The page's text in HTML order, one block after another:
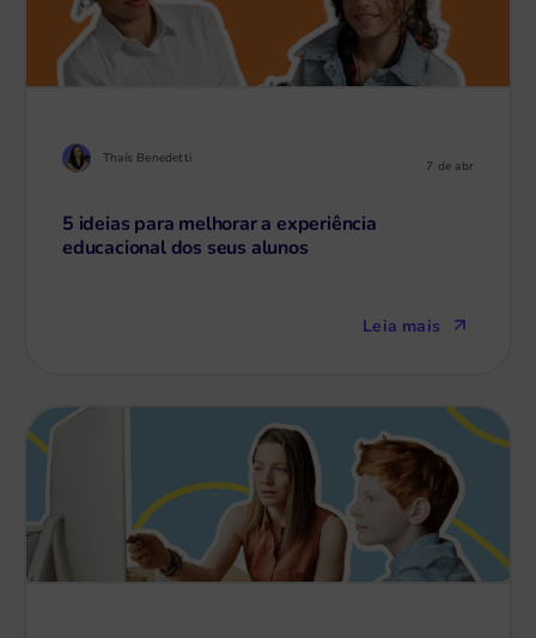
Thaís Benedetti 7 de abr
5 ideias para melhorar a experiência
educacional dos seus alunos
Leia mais